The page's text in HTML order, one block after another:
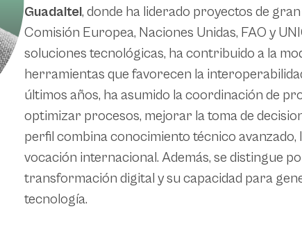
Guadaltel, donde ha liderado proyectos de
Comisión Europea, Naciones Unidas, FAO y
soluciones tecnológicas, ha contribuido a la
herramientas que favorecen la
últimos años, ha asumido la coordinación de
optimizar procesos, mejorar la toma de
perfil combina conocimiento técnico
vocación internacional. Además, se distingue
transformación digital y su capacidad para
tecnología.